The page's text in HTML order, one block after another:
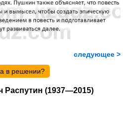
следующее >
в решении?
Распутин (1937—2015)